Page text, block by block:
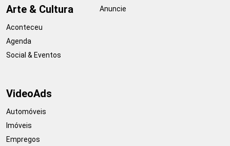
Arte & Cultura
Aconteceu
Agenda
Social & Eventos
Anuncie
VideoAds
Automóveis
Imóveis
Empregos